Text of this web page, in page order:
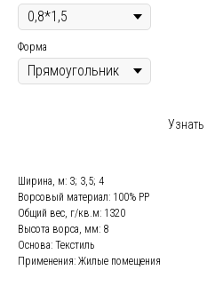
Форма
Узнать
Ширина, м: 3; 3,5; 4
Ворсовый материал: 100% РР
Общий вес, г/кв.м: 1320
Высота ворса, мм: 8
Основа: Текстиль
Применения: Жилые помещения